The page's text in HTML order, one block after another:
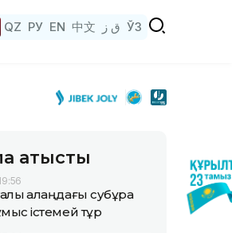
QZ РУ EN 中文 ق ز ЎЗ
қатысты
алаңдағы субұрқақ
істемей тұр